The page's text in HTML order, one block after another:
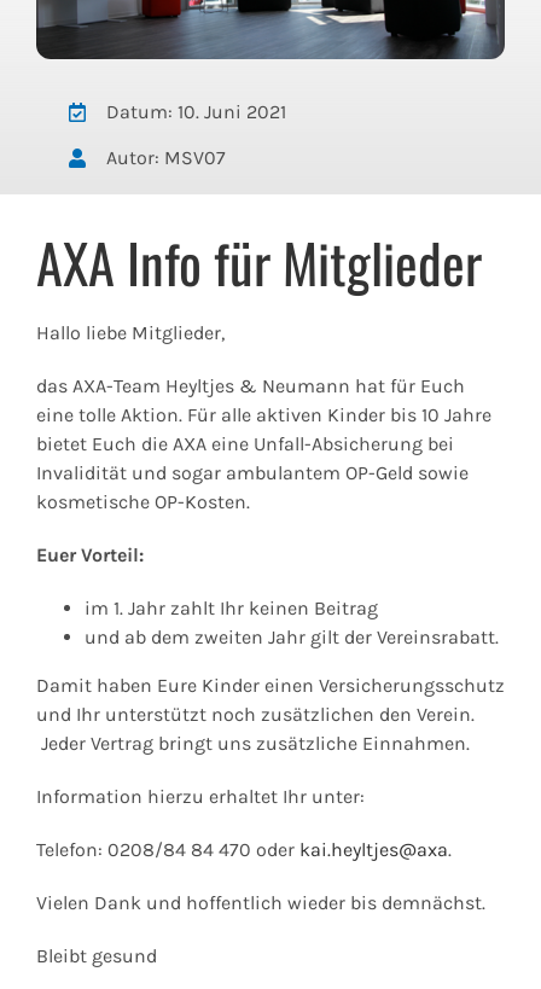
Datum: 10. Juni 2021
Autor: MSV07
AXA Info für Mitglieder
Hallo liebe Mitglieder,
das AXA-Team Heyltjes & Neumann hat für Euch
eine tolle Aktion. Für alle aktiven Kinder bis 10 Jahre
bietet Euch die AXA eine Unfall-Absicherung bei
Invalidität und sogar ambulantem OP-Geld sowie
kosmetische OP-Kosten.
Euer Vorteil:
im 1. Jahr zahlt Ihr keinen Beitrag
und ab dem zweiten Jahr gilt der Vereinsrabatt.
Damit haben Eure Kinder einen Versicherungsschutz
und Ihr unterstützt noch zusätzlichen den Verein.
Jeder Vertrag bringt uns zusätzliche Einnahmen.
Information hierzu erhaltet Ihr unter:
Telefon: 0208/84 84 470 oder kai.heyltjes@axa.
Vielen Dank und hoffentlich wieder bis demnächst.
Bleibt gesund